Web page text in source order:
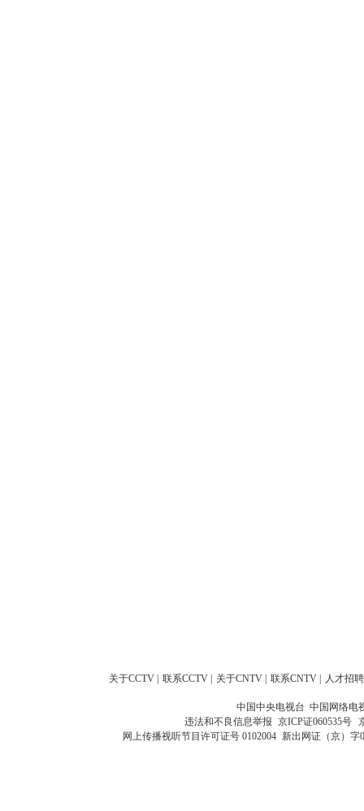
关于CCTV 联系CCTV 关于CNTV 联系CNTV 人才招聘
中国中央电视台 中国网络电
违法和不良信息举报 京ICP证060535号
网上传播视听节目许可证号 0102004 新出网证（京）